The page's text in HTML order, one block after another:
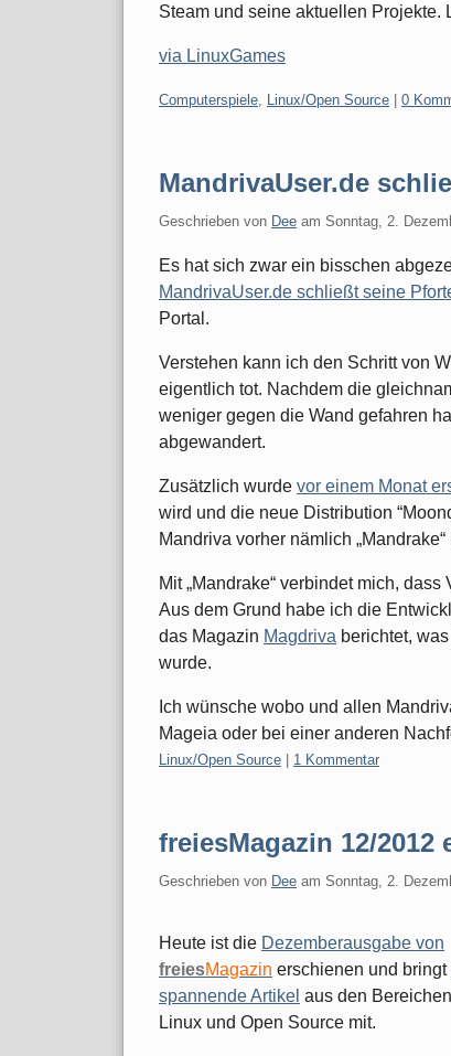
Steam und seine aktuellen Projekte.
via LinuxGames
Kategorien:
Computerspiele Linux/Open Source | 0
MandrivaUser.de
Geschrieben von Dee am Sonntag, 2.
Es hat sich zwar ein bisschen
MandrivaUser.de schließt seine
Portal.
Verstehen kann ich den Schritt von
eigentlich tot. Nachdem die
weniger gegen die Wand gefahren
abgewandert.
Zusätzlich wurde vor einem Monat
wird und die neue Distribution
Mandriva vorher nämlich „Mandrake“
Mit „Mandrake“ verbindet mich, dass
Aus dem Grund habe ich die
das Magazin Magdriva berichtet,
wurde.
Ich wünsche wobo und allen
Mageia oder bei einer anderen
Kategorien:
Linux/Open Source | 1 Kommentar
freiesMagazin 12/2012
Geschrieben von Dee am Sonntag, 2.
Heute ist die Dezemberausgabe von
freiesMagazin erschienen und bringt
spannende Artikel aus den Bereichen
Linux und Open Source mit.